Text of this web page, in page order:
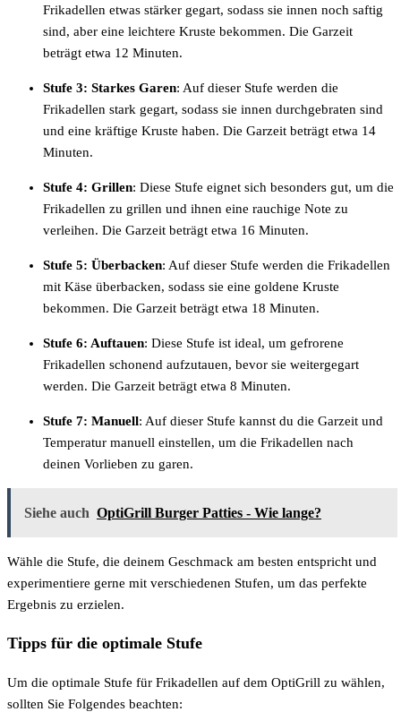
Frikadellen etwas stärker gegart, sodass sie innen noch saftig
sind, aber eine leichtere Kruste bekommen. Die Garzeit
beträgt etwa 12 Minuten.
Stufe 3: Starkes Garen: Auf dieser Stufe werden die
Frikadellen stark gegart, sodass sie innen durchgebraten sind
und eine kräftige Kruste haben. Die Garzeit beträgt etwa 14
Minuten.
Stufe 4: Grillen: Diese Stufe eignet sich besonders gut, um die
Frikadellen zu grillen und ihnen eine rauchige Note zu
verleihen. Die Garzeit beträgt etwa 16 Minuten.
Stufe 5: Überbacken: Auf dieser Stufe werden die Frikadellen
mit Käse überbacken, sodass sie eine goldene Kruste
bekommen. Die Garzeit beträgt etwa 18 Minuten.
Stufe 6: Auftauen: Diese Stufe ist ideal, um gefrorene
Frikadellen schonend aufzutauen, bevor sie weitergegart
werden. Die Garzeit beträgt etwa 8 Minuten.
Stufe 7: Manuell: Auf dieser Stufe kannst du die Garzeit und
Temperatur manuell einstellen, um die Frikadellen nach
deinen Vorlieben zu garen.
Siehe auch OptiGrill Burger Patties - Wie lange?
Wähle die Stufe, die deinem Geschmack am besten entspricht und
experimentiere gerne mit verschiedenen Stufen, um das perfekte
Ergebnis zu erzielen.
Tipps für die optimale Stufe
Um die optimale Stufe für Frikadellen auf dem OptiGrill zu wählen,
sollten Sie Folgendes beachten: